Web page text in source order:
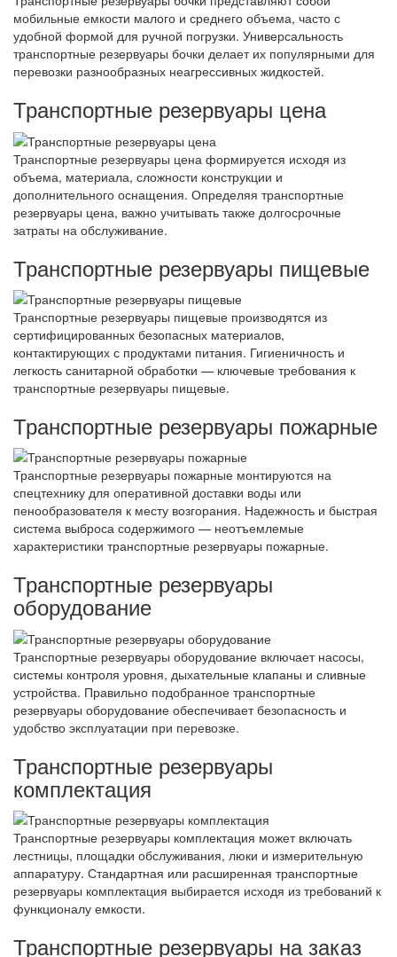
мобильные емкости малого и среднего объема, часто с
удобной формой для ручной погрузки. Универсальность
транспортные резервуары бочки делает их популярными для
перевозки разнообразных неагрессивных жидкостей.
Транспортные резервуары цена
Транспортные резервуары цена формируется исходя из
объема, материала, сложности конструкции и
дополнительного оснащения. Определяя транспортные
резервуары цена, важно учитывать также долгосрочные
затраты на обслуживание.
Транспортные резервуары пищевые
Транспортные резервуары пищевые производятся из
сертифицированных безопасных материалов,
контактирующих с продуктами питания. Гигиеничность и
легкость санитарной обработки — ключевые требования к
транспортные резервуары пищевые.
Транспортные резервуары пожарные
Транспортные резервуары пожарные монтируются на
спецтехнику для оперативной доставки воды или
пенообразователя к месту возгорания. Надежность и быстрая
система выброса содержимого — неотъемлемые
характеристики транспортные резервуары пожарные.
Транспортные резервуары
оборудование
Транспортные резервуары оборудование включает насосы,
системы контроля уровня, дыхательные клапаны и сливные
устройства. Правильно подобранное транспортные
резервуары оборудование обеспечивает безопасность и
удобство эксплуатации при перевозке.
Транспортные резервуары
комплектация
Транспортные резервуары комплектация может включать
лестницы, площадки обслуживания, люки и измерительную
аппаратуру. Стандартная или расширенная транспортные
резервуары комплектация выбирается исходя из требований к
функционалу емкости.
Транспортные резервуары на заказ